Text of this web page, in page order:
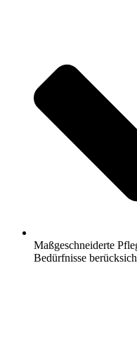
Maßgeschneiderte
Bedürfnisse